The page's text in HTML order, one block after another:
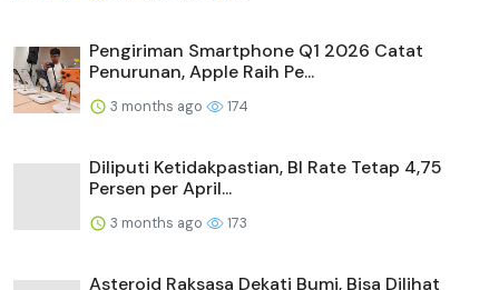
Pengiriman Smartphone Q1 2026 Catat
Penurunan, Apple Raih Pe...
3 months ago 174
Diliputi Ketidakpastian, BI Rate Tetap 4,75
Persen per April...
3 months ago 173
Asteroid Raksasa Dekati Bumi, Bisa Dilihat